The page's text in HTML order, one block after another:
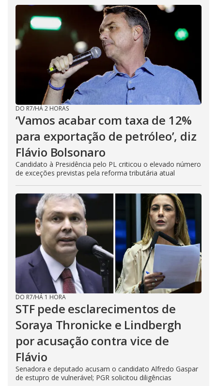
DO R7/HÁ 2 HORAS
‘Vamos acabar com taxa de 12%
para exportação de petróleo’, diz
Flávio Bolsonaro
Candidato à Presidência pelo PL criticou o elevado número
de exceções previstas pela reforma tributária atual
DO R7/HÁ 1 HORA
STF pede esclarecimentos de
Soraya Thronicke e Lindbergh
por acusação contra vice de
Flávio
Senadora e deputado acusam o candidato Alfredo Gaspar
de estupro de vulnerável; PGR solicitou diligências